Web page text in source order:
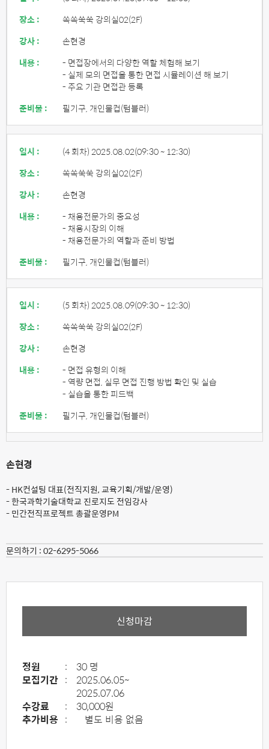
장소 :
쏙쏙쑥쑥 강의실02(2F)
강사 :
손현경
내용 :
- 면접장에서의 다양한 역할 체험해 보기
- 실제 모의 면접을 통한 면접 시뮬레이션 해 보기
- 주요 기관 면접관 등록
준비물 :
필기구, 개인물컵(텀블러)
일시 : (4 회차) 2025.08.02(09:30 ~ 12:30)
장소 :
쏙쏙쑥쑥 강의실02(2F)
강사 :
손현경
내용 :
- 채용전문가의 중요성
- 채용시장의 이해
- 채용전문가의 역할과 준비 방법
준비물 :
필기구, 개인물컵(텀블러)
일시 : (5 회차) 2025.08.09(09:30 ~ 12:30)
장소 :
쏙쏙쑥쑥 강의실02(2F)
강사 :
손현경
내용 :
- 면접 유형의 이해
- 역량 면접, 실무 면접 진행 방법 확인 및 실습
- 실습을 통한 피드백
준비물 :
필기구, 개인물컵(텀블러)
손현경
- HK컨설팅 대표(전직지원, 교육기획/개발/운영)
- 한국과학기술대학교 진로지도 전임강사
- 민간전직프로젝트 총괄운영PM
문의하기 :02-6295-5066
신청마감
정원 :
30 명
모집기간 :
2025.06.05~
2025.07.06
수강료
:
30,000원
추가비용 : 별도 비용 없음